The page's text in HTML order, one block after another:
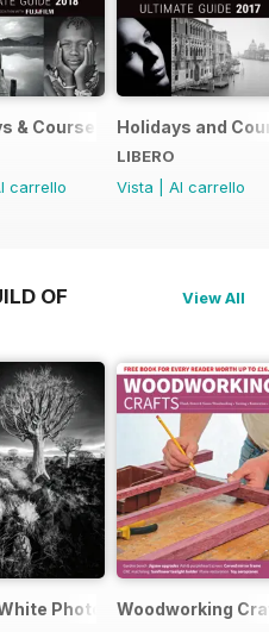
Ultimate Guide 2019
& Courses Ultimate Guide
carrello
Holidays and
LIBERO
Vista
Al carrello
OF
View All
PhotographyWoodworking